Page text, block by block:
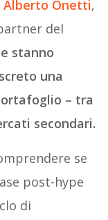
Alberto Onetti,
del
stanno
una
– tra
secondari.
se
post-hype
di